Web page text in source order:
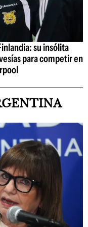
su insólita
para competir en